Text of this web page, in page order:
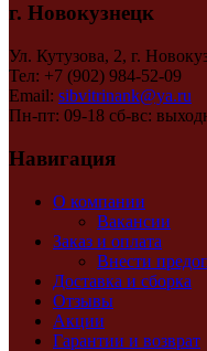
г. Новокузнецк
Ул. Кутузова, 2, г.
Тел: +7 (902) 984-52-09
Email: sibvitrinank@ya.ru
Пн-пт: 09-18 сб-вс:
Навигация
О компании
Вакансии
Заказ и оплата
Внести
Доставка и сборка
Отзывы
Акции
Гарантии и возврат